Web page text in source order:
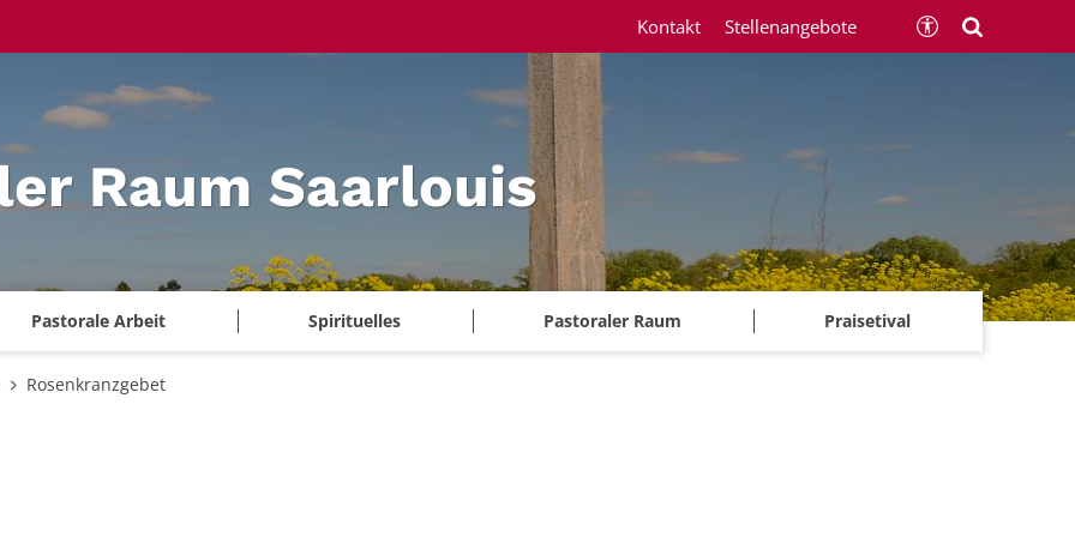
Raum Saarlouis
Pastorale Arbeit Spirituelles Pastoraler Raum Praisetival
Kontakt Stellenangebote
Rosenkranzgebet